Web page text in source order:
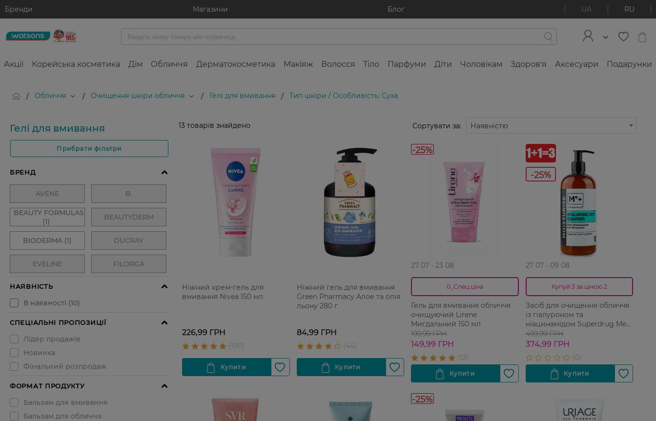
Бренди Магазини Блог UA RU
Акції Корейська косметика Дім Обличчя Дерматокосметика Макіяж Волосся Тіло Парфуми Діти Чоловікам Здоров'я Аксесуари Подарунки
/ Обличчя / Очищення шкіри обличчя / Гелі для вмивання / Тип шкіри / Особливість: Суха
Гелі для вмивання
Прибрати фільтри
13 товарів знайдено Сортувати за: Наявністю
Ніжний крем-гель для
вмивання Nivea 150 мл
226,99 ГРН
Ніжний гель для вмивання
Green Pharmacy Алое та олія
льону 280 г
84,99 ГРН
-25%
27 07 - 23 08
0_Спец.ціна
Гель для вмивання обличчя
очищуючий Lirene
Мигдальний 150 мл
199,99 ГРН
149,99 ГРН
-25%
27 07 - 09 08
Купуй 3 за ціною 2
Засіб для очищення обличчя
із гіалуроном та
ніацинамідом Superdrug Me+
500 мл
499,99 ГРН
374,99 ГРН
-25%